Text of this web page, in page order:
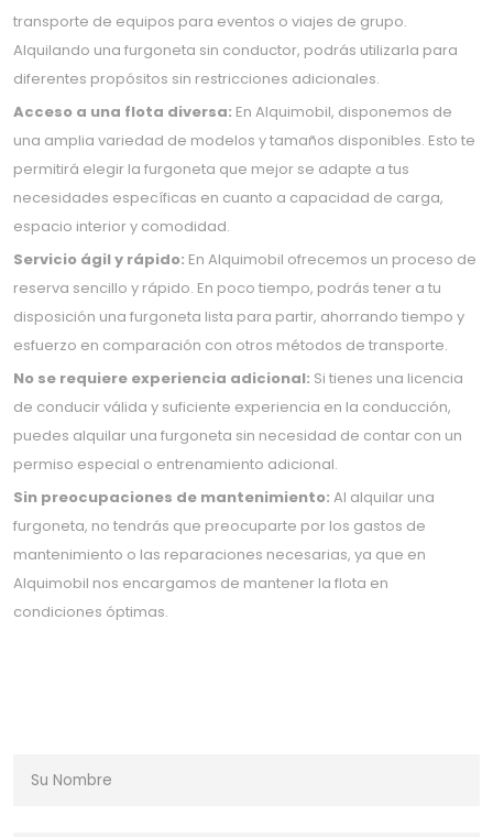
transporte de equipos para eventos o viajes de grupo.
Alquilando una furgoneta sin conductor, podrás utilizarla para
diferentes propósitos sin restricciones adicionales.
Acceso a una flota diversa: En Alquimobil, disponemos de
una amplia variedad de modelos y tamaños disponibles. Esto te
permitirá elegir la furgoneta que mejor se adapte a tus
necesidades específicas en cuanto a capacidad de carga,
espacio interior y comodidad.
Servicio ágil y rápido: En Alquimobil ofrecemos un proceso de
reserva sencillo y rápido. En poco tiempo, podrás tener a tu
disposición una furgoneta lista para partir, ahorrando tiempo y
esfuerzo en comparación con otros métodos de transporte.
No se requiere experiencia adicional: Si tienes una licencia
de conducir válida y suficiente experiencia en la conducción,
puedes alquilar una furgoneta sin necesidad de contar con un
permiso especial o entrenamiento adicional.
Sin preocupaciones de mantenimiento: Al alquilar una
furgoneta, no tendrás que preocuparte por los gastos de
mantenimiento o las reparaciones necesarias, ya que en
Alquimobil nos encargamos de mantener la flota en
condiciones óptimas.